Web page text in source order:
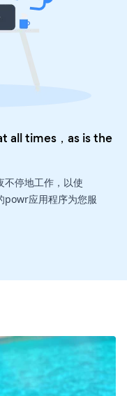
all times，as is the
不停地工作，以使
应用程序为您服